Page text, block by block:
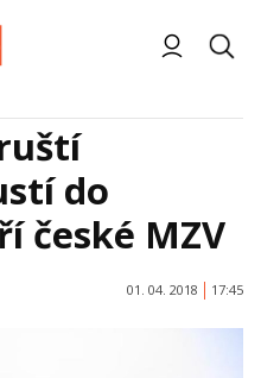
do
české MZV
01. 04. 2018 17:45